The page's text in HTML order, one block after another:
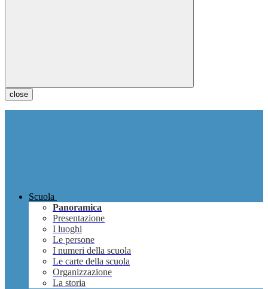
close
Scuola
Panoramica
Presentazione
I luoghi
Le persone
I numeri della scuola
Le carte della scuola
Organizzazione
La storia